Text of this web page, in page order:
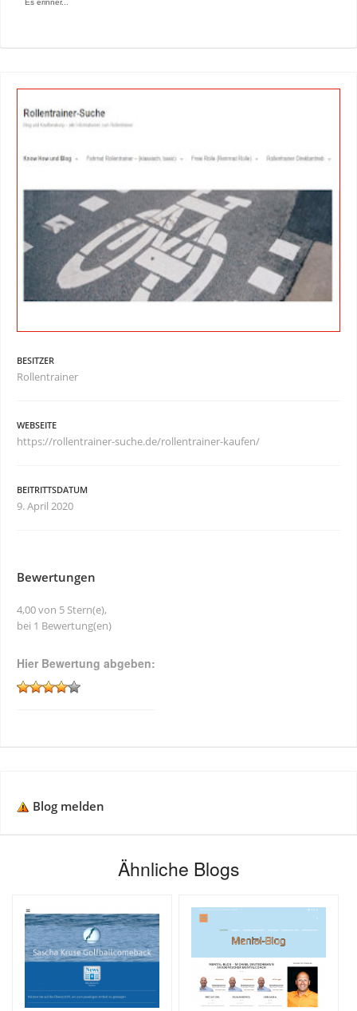
Es erinner...
BESITZER
Rollentrainer
WEBSEITE
https://rollentrainer-suche.de/rollentrainer-kaufen/
BEITRITTSDATUM
9. April 2020
Bewertungen
4,00 von 5 Stern(e),
bei 1 Bewertung(en)
Hier Bewertung abgeben:
Blog melden
Ähnliche Blogs